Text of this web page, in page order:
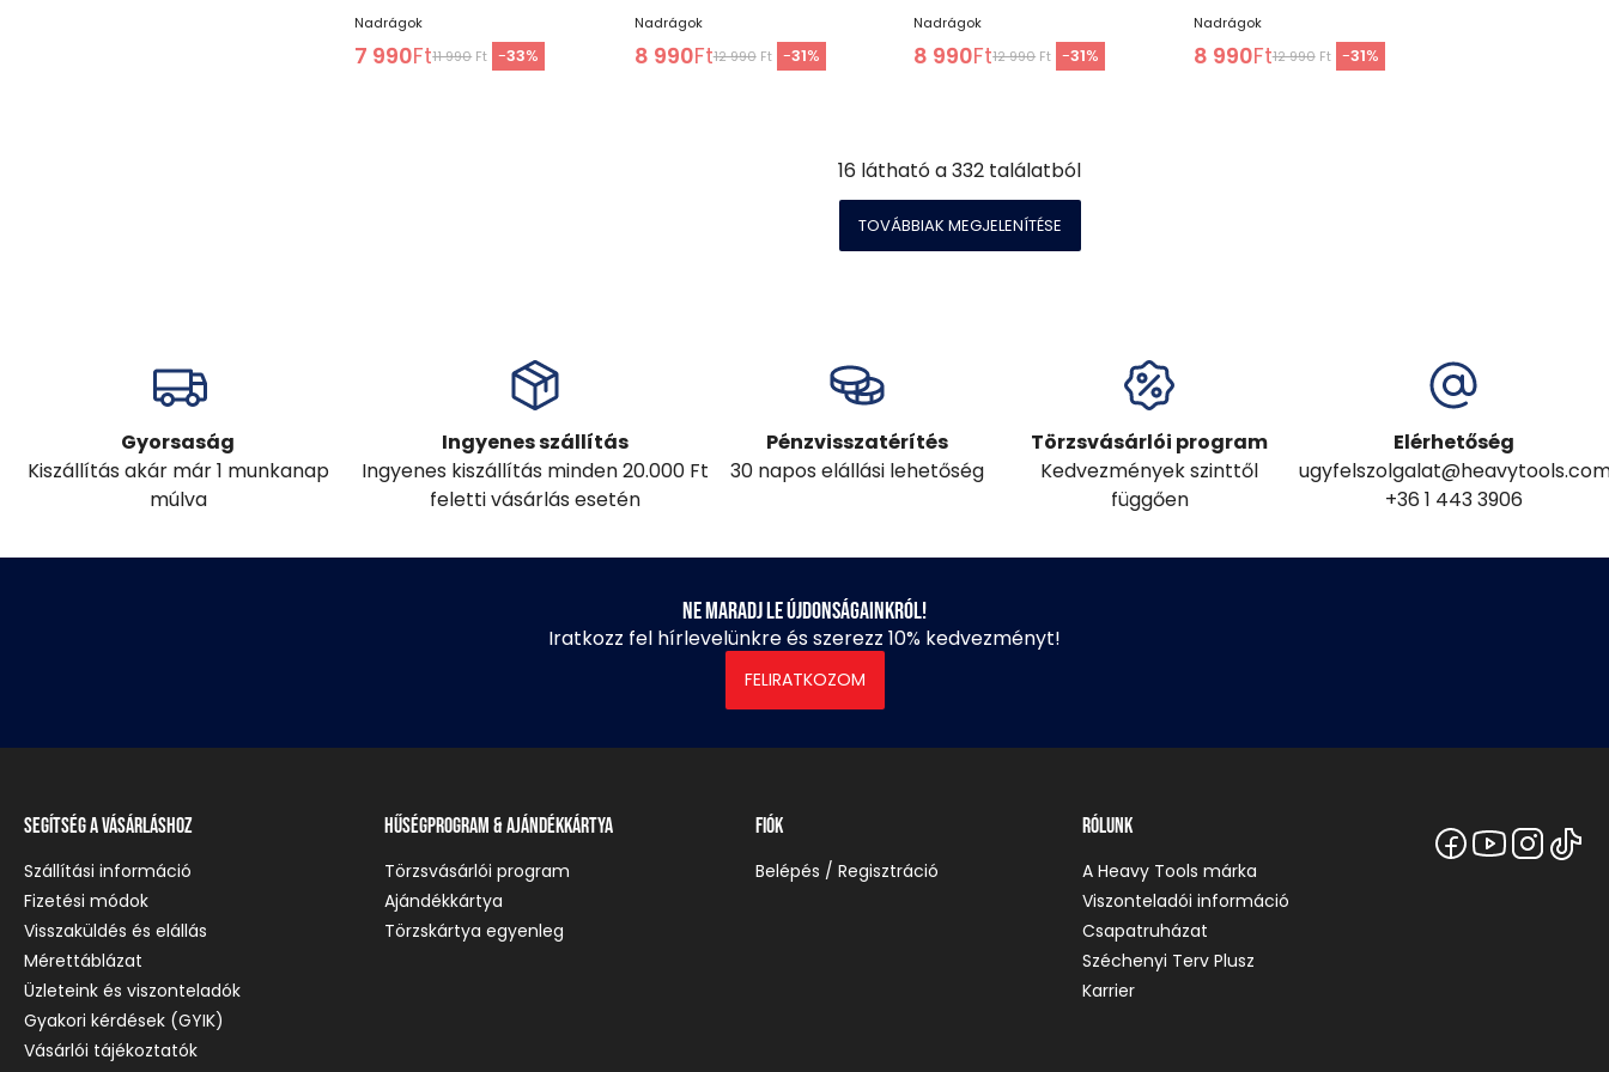
Nadrágok
7 990Ft11 990 Ft -33%
Nadrágok
8 990Ft12 990Ft -31%
Nadrágok
8 990Ft12 990 Ft -31%
Nadrágok
8 990Ft12 990Ft -31%
16 látható a332 találatból
TOVÁBBIAK MEGJELENÍTÉSE
Gyorsaság
Kiszállítás akár már 1 munkanap
múlva
Ingyenes szállítás
Ingyenes kiszállítás minden 20.000 Ft
feletti vásárlás esetén
Pénzvisszatérítés
30 napos elállási lehetőség
Törzsvásárlói program
Kedvezmények szinttől
függően
Elérhetőség
+36 1 443 3906
Ne maradj le újdonságainkról!
Iratkozz fel hírlevelünkre és szerezz 10% kedvezményt!
FELIRATKOZOM
Segítség a vásárláshoz
Szállítási információ
Fizetési módok
Visszaküldés és elállás
Mérettáblázat
Üzleteink és viszonteladók
Gyakori kérdések (GYIK)
Vásárlói tájékoztatók
Hűségprogram & Ajándékkártya
Törzsvásárlói program
Ajándékkártya
Törzskártya egyenleg
Fiók
Belépés / Regisztráció
Rólunk
A Heavy Tools márka
Viszonteladói információ
Csapatruházat
Széchenyi Terv Plusz
Karrier